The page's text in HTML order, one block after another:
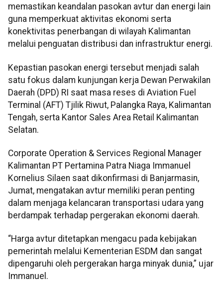
memastikan keandalan pasokan avtur dan energi lain
guna memperkuat aktivitas ekonomi serta
konektivitas penerbangan di wilayah Kalimantan
melalui penguatan distribusi dan infrastruktur energi.
Kepastian pasokan energi tersebut menjadi salah
satu fokus dalam kunjungan kerja Dewan Perwakilan
Daerah (DPD) RI saat masa reses di Aviation Fuel
Terminal (AFT) Tjilik Riwut, Palangka Raya, Kalimantan
Tengah, serta Kantor Sales Area Retail Kalimantan
Selatan.
Corporate Operation & Services Regional Manager
Kalimantan PT Pertamina Patra Niaga Immanuel
Kornelius Silaen saat dikonfirmasi di Banjarmasin,
Jumat, mengatakan avtur memiliki peran penting
dalam menjaga kelancaran transportasi udara yang
berdampak terhadap pergerakan ekonomi daerah.
“Harga avtur ditetapkan mengacu pada kebijakan
pemerintah melalui Kementerian ESDM dan sangat
dipengaruhi oleh pergerakan harga minyak dunia,” ujar
Immanuel.